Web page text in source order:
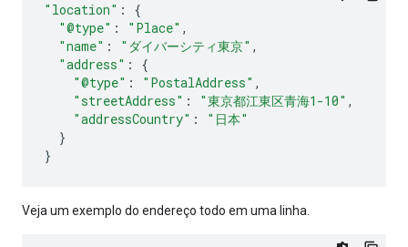
"location" :
{
"@type" : "Place" ,
"name" : "ダイバーシティ東京" ,
"address" :
{
"@type" : "PostalAddress" ,
"streetAddress" : "東京都江東区青海1-10" ,
"addressCountry" :
"日本"
}
}
Veja um exemplo do endereço todo em uma linha.